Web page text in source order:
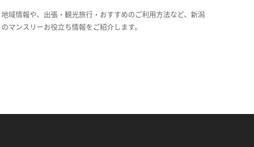
地域情報や、出張・観光旅行・おすすめのご利用方法など、新潟
のマンスリーお役立ち情報をご紹介します。